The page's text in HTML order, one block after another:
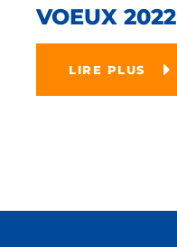
VOEUX 2022
LIRE PLUS